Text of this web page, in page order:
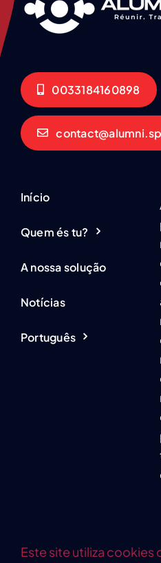
0033184160898
Início
Quem és tu?
A nossa solução
Notícias
Português
Este site utiliza cookies